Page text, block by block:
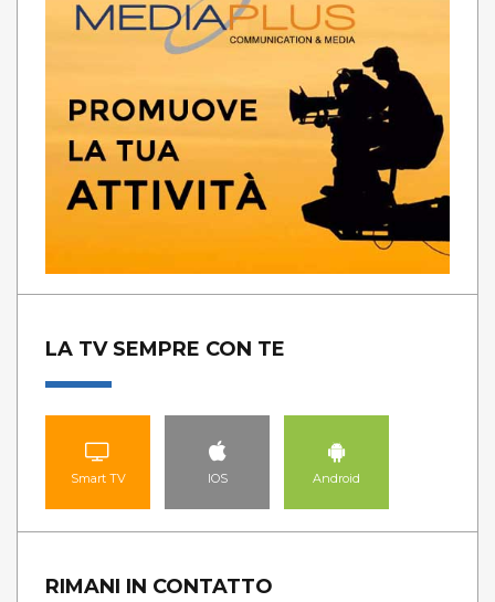
LA TV SEMPRE CON TE
Smart TV IOS Android
RIMANI IN CONTATTO